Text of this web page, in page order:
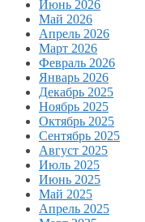
Июнь 2026
Май 2026
Апрель 2026
Март 2026
Февраль 2026
Январь 2026
Декабрь 2025
Ноябрь 2025
Октябрь 2025
Сентябрь 2025
Август 2025
Июль 2025
Июнь 2025
Май 2025
Апрель 2025